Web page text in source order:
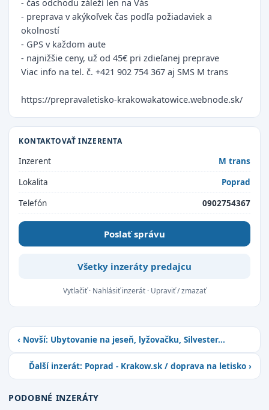
- čas odchodu záleží len na Vás
- preprava v akýkoľvek čas podľa požiadaviek a
okolností
- GPS v každom aute
- najnižšie ceny, už od 45€ pri zdieľanej preprave
Viac info na tel. č. +421 902 754 367 aj SMS M trans
https://prepravaletisko-krakowakatowice.webnode.sk/
‹ Novší: Ubytovanie na jeseň, lyžovačku, Silvester...
Ďalší inzerát: Poprad - Krakow.sk / doprava na letisko ›
PODOBNÉ INZERÁTY
KONTAKTOVAŤ INZERENTA
Inzerent
M trans
Lokalita
Poprad
Telefón
0902754367
Poslať správu
Všetky inzeráty predajcu
Vytlačiť· Nahlásiť inzerát · Upraviť / zmazať